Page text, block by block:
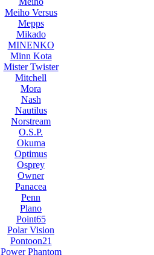
Meiho Versus
Mepps
Mikado
MINENKO
Minn Kota
Mister Twister
Mitchell
Mora
Nash
Nautilus
Norstream
O.S.P.
Okuma
Optimus
Osprey
Owner
Panacea
Penn
Plano
Point65
Polar Vision
Pontoon21
Power Phantom